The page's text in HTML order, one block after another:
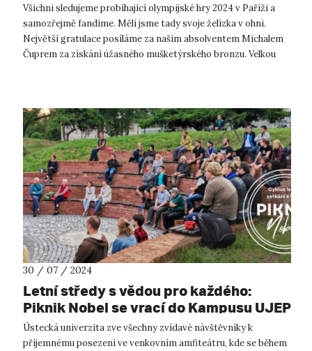
Všichni sledujeme probíhající olympijské hry 2024 v Paříži a
samozřejmě fandíme. Měli jsme tady svoje želízka v ohni.
Největší gratulace posíláme za naším absolventem Michalem
Čuprem za získání úžasného mušketýrského bronzu. Velkou
30 / 07 / 2024
Letní středy s vědou pro každého:
Piknik Nobel se vrací do Kampusu UJEP
Ústecká univerzita zve všechny zvídavé návštěvníky k
příjemnému posezení ve venkovním amfiteátru, kde se během